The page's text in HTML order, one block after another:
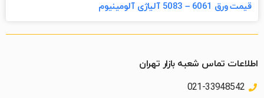
قیمت ورق 6061 – 5083 آلیاژی آلومینیوم
اطلاعات تماس شعبه بازار تهران
021-33948542